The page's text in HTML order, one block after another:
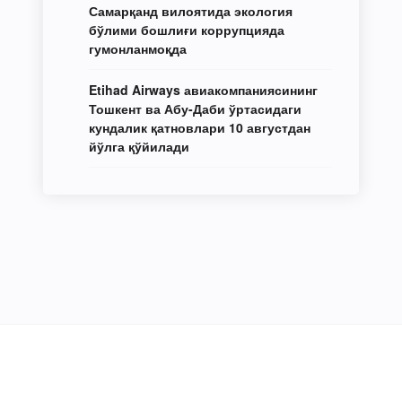
Самарқанд вилоятида экология
бўлими бошлиғи коррупцияда
гумонланмоқда
Etihad Airways авиакомпаниясининг
Тошкент ва Абу-Даби ўртасидаги
кундалик қатновлари 10 августдан
йўлга қўйилади